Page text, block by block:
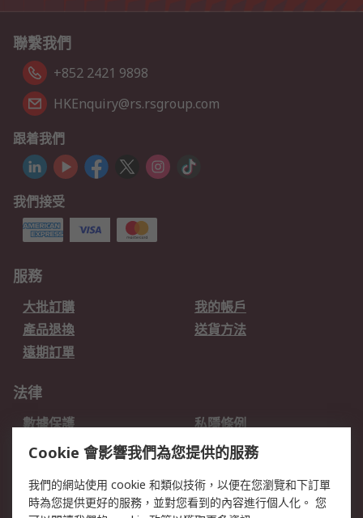
聯繫我們
+852 2421 9898
HKEnquiry@rs.rsgroup.com
跟着我們
我們接受
服務
大批訂購
我的帳戶
產品退換
送貨方法
遠期訂單
法律
數據保護
私隱條例
網站條款
郵件安全
關於RS
Cookie 會影響我們為您提供的服務
我們的網站使用 cookie 和類似技術，以便在您瀏覽和下訂單
時為您提供更好的服務，並對您看到的內容進行個人化。 您